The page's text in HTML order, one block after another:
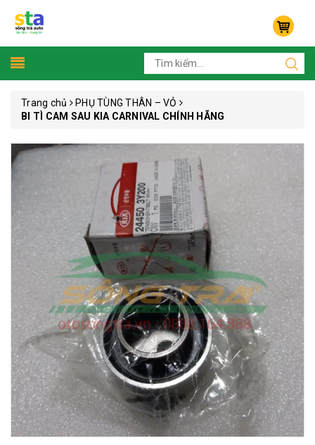
Trang chủ
PHỤ TÙNG THÂN – VỎ
BI TÌ CAM SAU KIA CARNIVAL CHÍNH HÃNG